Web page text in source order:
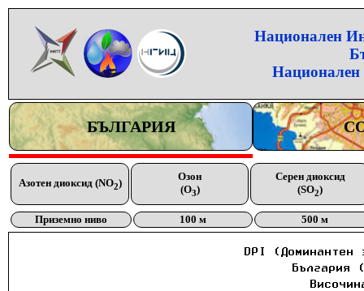
Национален
Национален
БЪЛГАРИЯ
Азотен диоксид (NO2)
Озон
(O3)
Серен диоксид
(SO2)
Приземно ниво 100 м 500 м